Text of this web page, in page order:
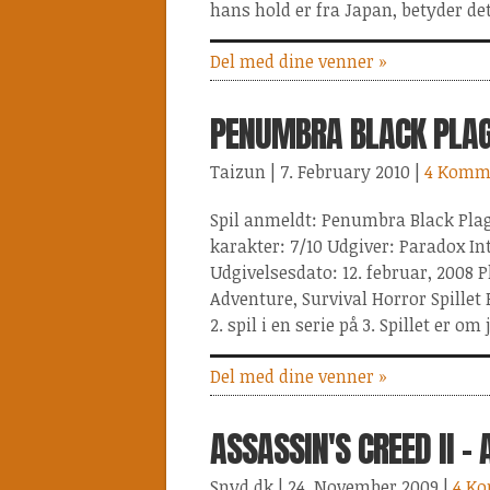
hans hold er fra Japan, betyder
Del med dine venner »
PENUMBRA BLACK
Taizun | 7. February 2010
4
Spil anmeldt: Penumbra Black
karakter: 7/10 Udgiver: Paradox
Udgivelsesdato: 12. februar, 2008
Adventure, Survival Horror Spillet
2. spil i en serie på 3. Spillet er
Del med dine venner »
ASSASSIN'S CREED II -